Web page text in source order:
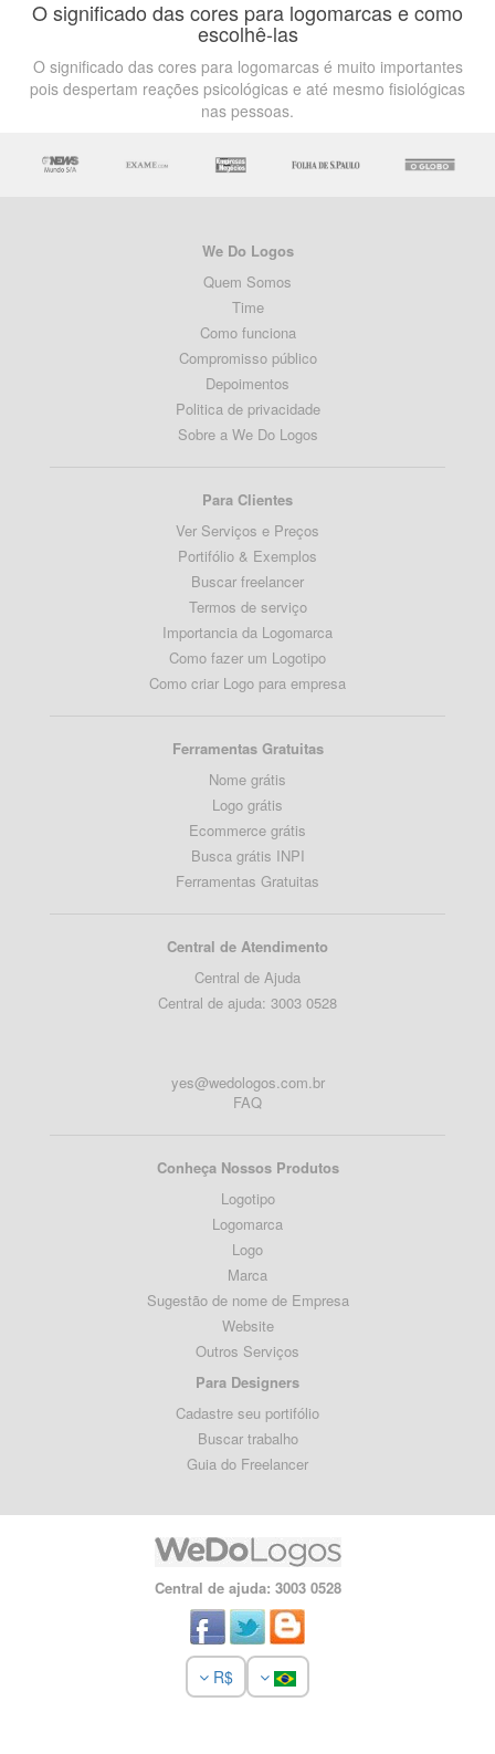
O significado das cores para logomarcas e como
escolhê-las
O significado das cores para logomarcas é muito importantes
pois despertam reações psicológicas e até mesmo fisiológicas
nas pessoas.
We Do Logos
Quem Somos
Time
Como funciona
Compromisso público
Depoimentos
Politica de privacidade
Sobre a We Do Logos
Para Clientes
Ver Serviços e Preços
Portifólio & Exemplos
Buscar freelancer
Termos de serviço
Importancia da Logomarca
Como fazer um Logotipo
Como criar Logo para empresa
Ferramentas Gratuitas
Nome grátis
Logo grátis
Ecommerce grátis
Busca grátis INPI
Ferramentas Gratuitas
Central de Atendimento
Central de Ajuda
Central de ajuda: 3003 0528
yes@wedologos.com.br
FAQ
Conheça Nossos Produtos
Logotipo
Logomarca
Logo
Marca
Sugestão de nome de Empresa
Website
Outros Serviços
Para Designers
Cadastre seu portifólio
Buscar trabalho
Guia do Freelancer
Central de ajuda: 3003 0528
R$